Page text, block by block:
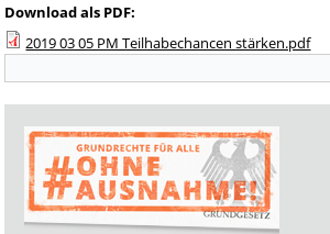
Download als PDF:
2019 03 05 PM Teilhabechancen stärken.pdf
Suchformular